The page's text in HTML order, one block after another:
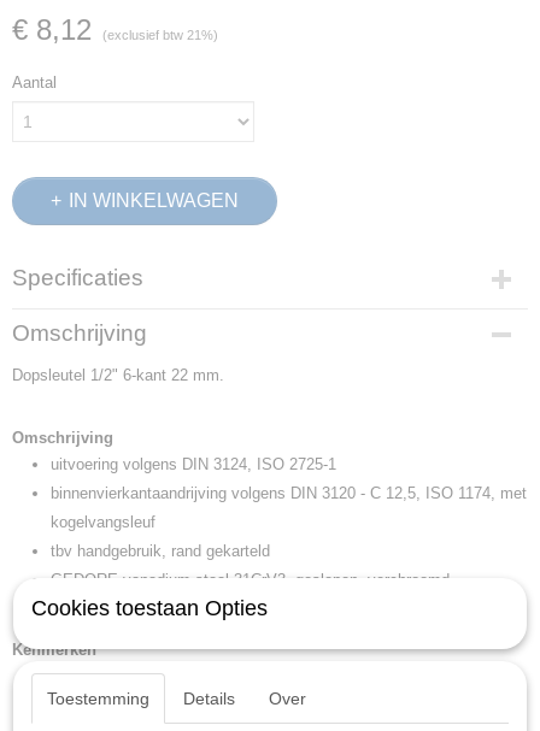
€ 8,12 (exclusief btw 21%)
Aantal
IN WINKELWAGEN
Specificaties
Productcode
6131690
EAN code
Productcode leverancier
Afmetingen (l,b,h)
24 x 11 x 3 cm
Omschrijving
Dopsleutel 1/2" 6-kant 22 mm.
Omschrijving
uitvoering volgens DIN 3124, ISO 2725-1
binnenvierkantaandrijving volgens DIN 3120 - C 12,5, ISO 1174, met
kogelvangsleuf
tbv handgebruik, rand gekarteld
GEDORE-vanadium staal 31CrV3, geslepen, verchroomd
* niet genormeerd
Kenmerken
diameter 1: 30,5 mm
gewicht: 0,112 kg
Cookies toestaan Opties
Toestemming Details Over